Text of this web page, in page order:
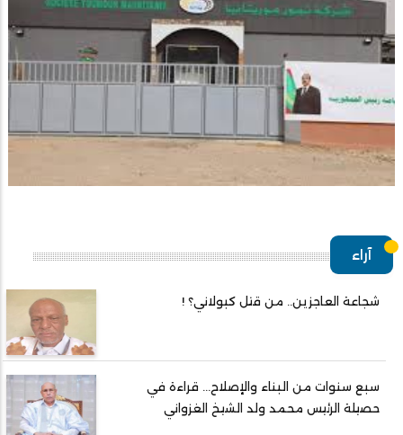
آراء
شجاعة العاجزين.. من قتل كبولاني؟ !
سبع سنوات من البناء والإصلاح... قراءة في
حصيلة الرئيس محمد ولد الشيخ الغزواني